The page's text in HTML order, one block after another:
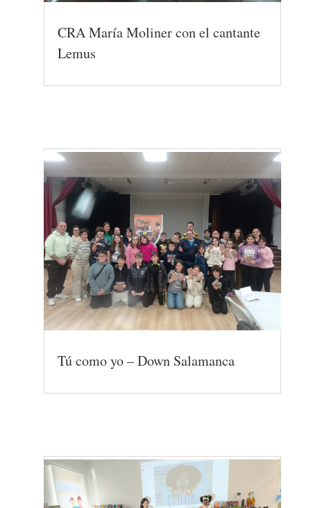
CRA María Moliner con el cantante
Lemus
Tú como yo – Down Salamanca